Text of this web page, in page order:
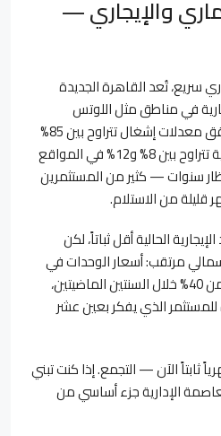
والإيجاري —
سريع، تُعد القاهرة الجديدة
في مناطق مثل اللوتس
والنرجس والنزهة الجديدة تحقق معدلات إشغال تتراوح بين 85%
و95%، مع عوائد إيجارية سنوية تتراوح بين 8% و12% في المواقع
سنوات — كثير من المستثمرين
قليلة من الاستلام.
الحالية أقل ثباتاً، لكن
مرتقب: أسعار الوحدات في
بعض المناطق ارتفعت بأكثر من 40% خلال السنتين الماضيتين،
الذي يفكر بعين عشر
ثابتاً الآن — التجمع. إذا كنت تبني
الإدارية جزء أساسي من